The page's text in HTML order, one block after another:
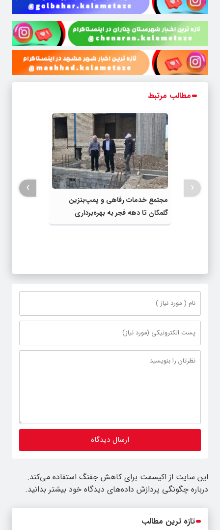
مطالب مرتبط
مجتمع خدمات رفاهی و پمپ‌بنزین
گلمکان تا دهه فجر به بهره‌برداری
می‌رسد
‹
›
این سایت از اکیسمت برای کاهش جفنگ استفاده می‌کند.
درباره چگونگی پردازش داده‌های دیدگاه خود بیشتر بدانید.
تازه ترین مطالب